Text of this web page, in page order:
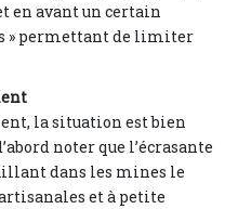
en avant un certain
» permettant de limiter
la situation est bien
noter que l’écrasante
dans les mines le
et à petite